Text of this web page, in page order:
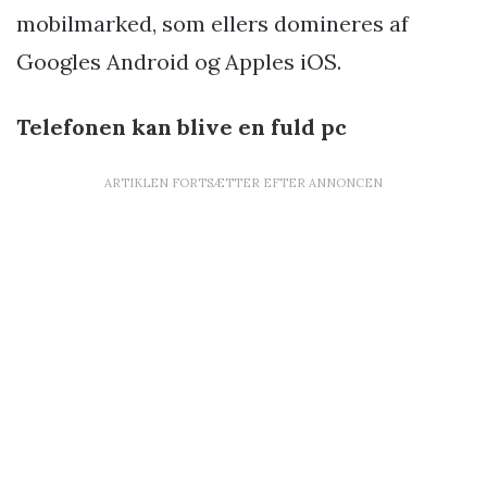
mobilmarked, som ellers domineres af
Googles Android og Apples iOS.
Telefonen kan blive en fuld pc
ARTIKLEN FORTSÆTTER EFTER ANNONCEN